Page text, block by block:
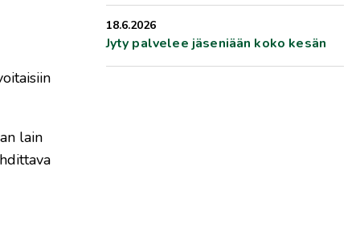
lain
18.6.2026
Jyty palvelee jäseniään koko kesän